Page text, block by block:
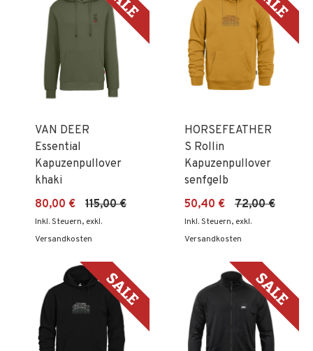
VAN DEER
Essential
Kapuzenpullover
khaki
80,00 €
115,00 €
Inkl. Steuern, exkl.
Versandkosten
HORSEFEATHER
S Rollin
Kapuzenpullover
senfgelb
50,40 €
72,00 €
Inkl. Steuern, exkl.
Versandkosten